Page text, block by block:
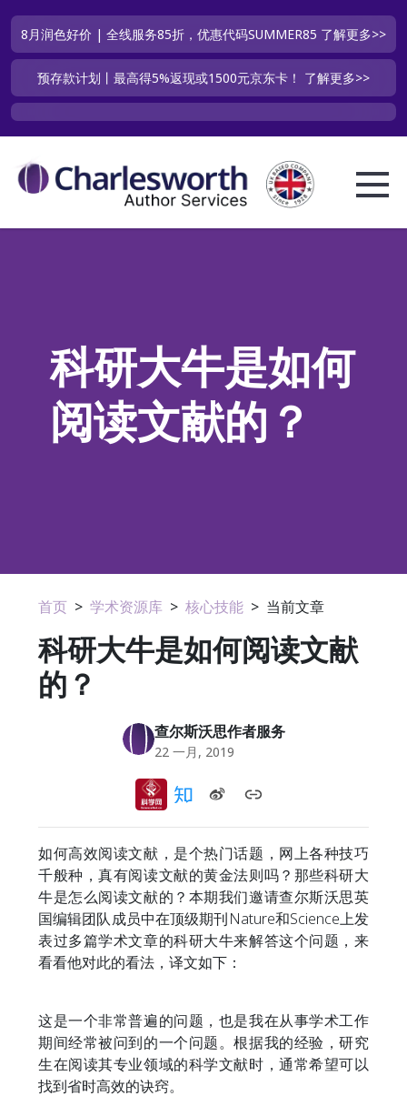
8月润色好价 | 全线服务85折，优惠代码SUMMER85 了解更多>>
预存款计划丨最高得5%返现或1500元京东卡！ 了解更多>>
科研大牛是如何
阅读文献的？
首页 > 学术资源库 > 核心技能 > 当前文章
科研大牛是如何阅读文献
的？
查尔斯沃思作者服务
22 一月, 2019
如何高效阅读文献，是个热门话题，网上各种技巧
千般种，真有阅读文献的黄金法则吗？那些科研大
牛是怎么阅读文献的？本期我们邀请查尔斯沃思英
国编辑团队成员中在顶级期刊Nature和Science上发
表过多篇学术文章的科研大牛来解答这个问题，来
看看他对此的看法，译文如下：
这是一个非常普遍的问题，也是我在从事学术工作
期间经常被问到的一个问题。根据我的经验，研究
生在阅读其专业领域的科学文献时，通常希望可以
找到省时高效的诀窍。